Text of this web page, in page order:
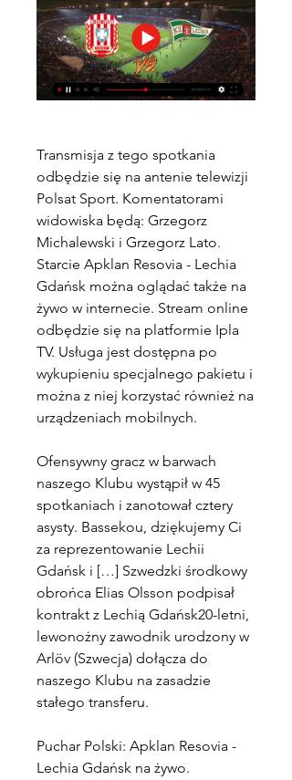
Transmisja z tego spotkania
odbędzie się na antenie telewizji
Polsat Sport. Komentatorami
widowiska będą: Grzegorz
Michalewski i Grzegorz Lato.
Starcie Apklan Resovia - Lechia
Gdańsk można oglądać także na
żywo w internecie. Stream online
odbędzie się na platformie Ipla
TV. Usługa jest dostępna po
wykupieniu specjalnego pakietu i
można z niej korzystać również na
urządzeniach mobilnych.
Ofensywny gracz w barwach
naszego Klubu wystąpił w 45
spotkaniach i zanotował cztery
asysty. Bassekou, dziękujemy Ci
za reprezentowanie Lechii
Gdańsk i […] Szwedzki środkowy
obrońca Elias Olsson podpisał
kontrakt z Lechią Gdańsk20-letni,
lewonożny zawodnik urodzony w
Arlöv (Szwecja) dołącza do
naszego Klubu na zasadzie
stałego transferu.
Puchar Polski: Apklan Resovia -
Lechia Gdańsk na żywo.